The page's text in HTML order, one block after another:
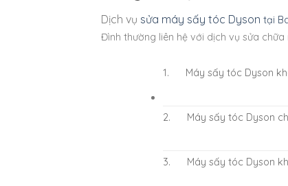
Dịch vụ sửa máy sấy tóc Dyson tại
Đình thường liên hệ với dịch vụ sửa chữa
1. Máy sấy tóc Dyson
2. Máy sấy tóc Dyson
3. Máy sấy tóc Dyson